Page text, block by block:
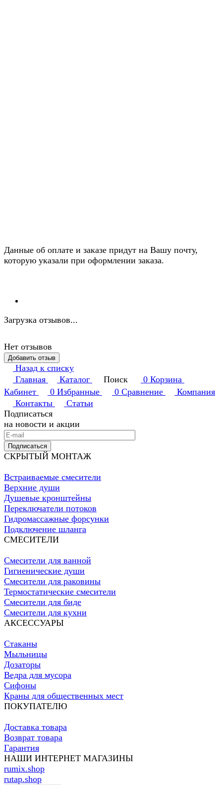
Данные об оплате и заказе придут на Вашу почту,
которую указали при оформлении заказа.
Загрузка отзывов...
Нет отзывов
Добавить отзыв
Назад к списку
Главная
Каталог Поиск 0 Корзина
Кабинет
0 Избранные 0 Сравнение
Компания
Контакты
Статьи
Подписаться
на новости и акции
Подписаться
СКРЫТЫЙ МОНТАЖ
Встраиваемые смесители
Верхние души
Душевые кронштейны
Переключатели потоков
Гидромассажные форсунки
Подключение шланга
СМЕСИТЕЛИ
Смесители для ванной
Гигиенические души
Смесители для раковины
Термостатические смесители
Смесители для биде
Смесители для кухни
АКСЕССУАРЫ
Стаканы
Мыльницы
Дозаторы
Ведра для мусора
Сифоны
Краны для общественных мест
ПОКУПАТЕЛЮ
Доставка товара
Возврат товара
Гарантия
НАШИ ИНТЕРНЕТ МАГАЗИНЫ
rumix.shop
rutap.shop